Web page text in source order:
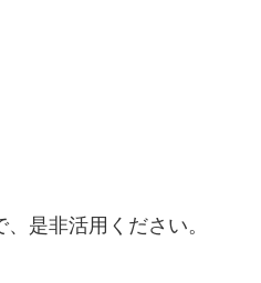
是非活用ください。